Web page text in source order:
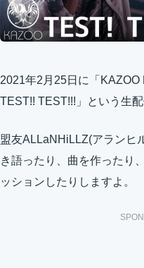
2021年2月25日に「
TEST!! TEST!!!」という生
盟友ALLaNHiLLZ(アランヒ
き語ったり、曲を作ったり
ッションしたりしますよ。